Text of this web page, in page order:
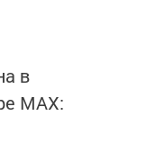
в
MАХ: